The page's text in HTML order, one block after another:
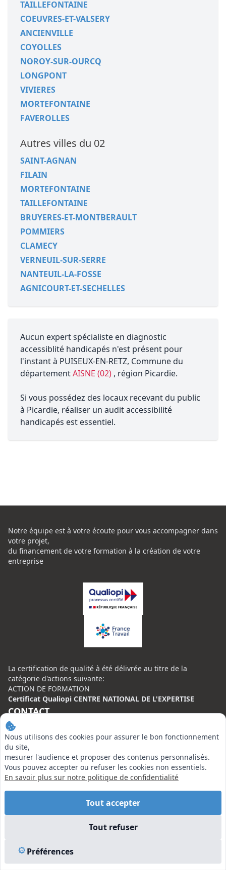
TAILLEFONTAINE
COEUVRES-ET-VALSERY
ANCIENVILLE
COYOLLES
NOROY-SUR-OURCQ
LONGPONT
VIVIERES
MORTEFONTAINE
FAVEROLLES
Autres villes du 02
SAINT-AGNAN
FILAIN
MORTEFONTAINE
TAILLEFONTAINE
BRUYERES-ET-MONTBERAULT
POMMIERS
CLAMECY
VERNEUIL-SUR-SERRE
NANTEUIL-LA-FOSSE
AGNICOURT-ET-SECHELLES
Aucun expert spécialiste en diagnostic
accessiblité handicapés n'est présent pour
l'instant à PUISEUX-EN-RETZ, Commune du
départementAISNE (02) , région Picardie.
Si vous possédez des locaux recevant du public
à Picardie, réaliser un audit accessibilité
handicapés est essentiel.
Nous utilisons des cookies pour assurer le bon fonctionnement
du site,
mesurer l'audience et proposer des contenus personnalisés.
Vous pouvez accepter ou refuser les cookies non essentiels.
En savoir plus sur notre politique de confidentialité
Tout accepter
Tout refuser
Préférences
Notre équipe est à votre écoute pour vous accompagner dans
votre projet,
du financement de votre formation à la création de votre
entreprise
La certification de qualité à été délivrée au titre de la
catégorie d'actions suivante:
ACTION DE FORMATION
Certificat Qualiopi CENTRE NATIONAL DE L'EXPERTISE
CONTACT
Centre National de l’Expertise (CNE)
20 rue Henri Regnault, 75008 Paris
N°VERT : 0800 00 80 89
EN SAVOIR PLUS
Vu à la Télé
Plan du site